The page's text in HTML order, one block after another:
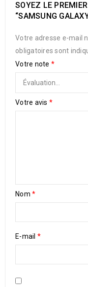
SOYEZ LE
“SAMSUNG
Votre adresse e-mail
obligatoires sont
Votre note *
Votre avis *
Nom *
E-mail *